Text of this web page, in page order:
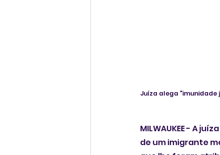
Juíza alega "imunidade
MILWAUKEE - A
de um imigrante